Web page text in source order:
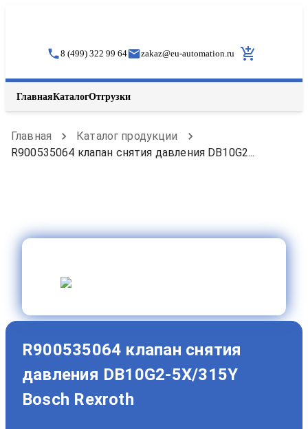
8 (499) 322 99 64 zakaz@eu-automation.ru
ГлавнаяКаталогОтгрузки
Главная
Каталог продукции
R900535064 клапан снятия давления DB10G2...
R900535064 клапан снятия
давления DB10G2-5X/315Y
Bosch Rexroth